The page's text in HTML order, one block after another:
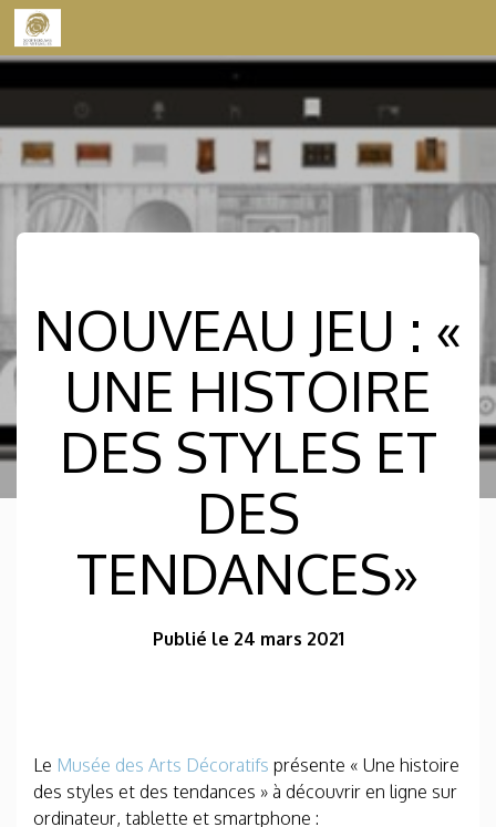
Skip to content
NOUVEAU JEU : «
UNE HISTOIRE
DES STYLES ET
DES
TENDANCES»
Publié le 24 mars 2021
Le Musée des Arts Décoratifs présente « Une histoire
des styles et des tendances » à découvrir en ligne sur
ordinateur, tablette et smartphone :